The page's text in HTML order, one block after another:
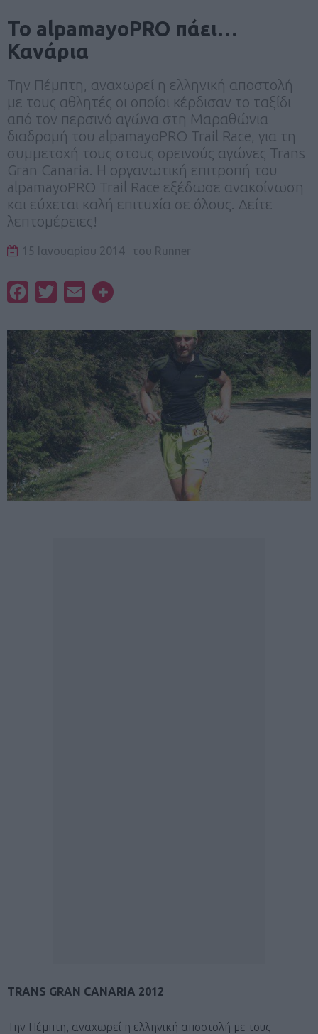
To alpamayoPRO πάει…
Κανάρια
Την Πέμπτη, αναχωρεί η ελληνική αποστολή
με τους αθλητές οι οποίοι κέρδισαν το ταξίδι
από τον περσινό αγώνα στη Μαραθώνια
διαδρομή του alpamayoPRO Trail Race, για τη
συμμετοχή τους στους ορεινούς αγώνες Trans
Gran Canaria. Η οργανωτική επιτροπή του
alpamayoPRO Trail Race εξέδωσε ανακοίνωση
και εύχεται καλή επιτυχία σε όλους. Δείτε
λεπτομέρειες!
15 Ιανουαρίου 2014 του Runner
FacebookTwitterEmail
TRANS GRAN CANARIA 2012
Την Πέμπτη, αναχωρεί η ελληνική αποστολή με τους